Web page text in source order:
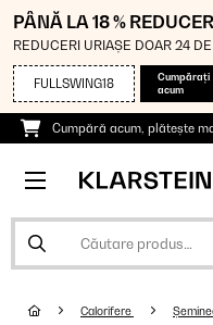
PÂNĂ LA 18 %
REDUCERI URIAȘE DOAR 24
FULLSWING18
Cumpărați
acum
Cumpără acum, plătește
Calorifere